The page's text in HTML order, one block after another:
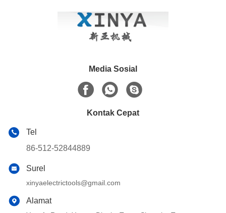
Media Sosial
Kontak Cepat
Tel
86-512-52844889
Surel
xinyaelectrictools@gmail.com
Alamat